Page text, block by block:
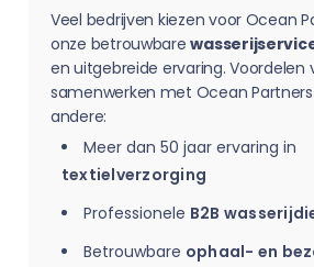
Veel bedrijven kiezen voor Ocean
onze betrouwbare
en uitgebreide ervaring. Voordelen
samenwerken met Ocean
andere:
Meer dan 50 jaar ervaring in
textielverzorging
Professionele B2B
Betrouwbare ophaal- en